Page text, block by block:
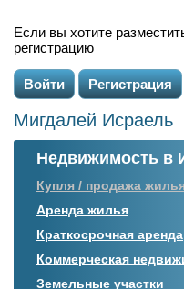
Если вы хотите
регистрацию
Войти Регистрация
Мигдалей Исраель
Недвижимость в
Купля / продажа жилья
Аренда жилья
Краткосрочная аренда
Коммерческая
Земельные участки